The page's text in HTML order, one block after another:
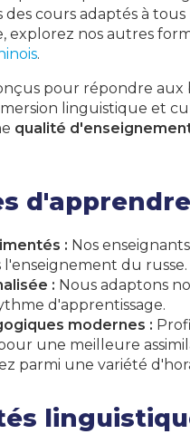
cours adaptés à
explorez nos autres
.
pour répondre
linguistique et
qualité
: Nos
du russe.
: Nous adaptons
d'apprentissage.
modernes :
une meilleure
parmi une variété